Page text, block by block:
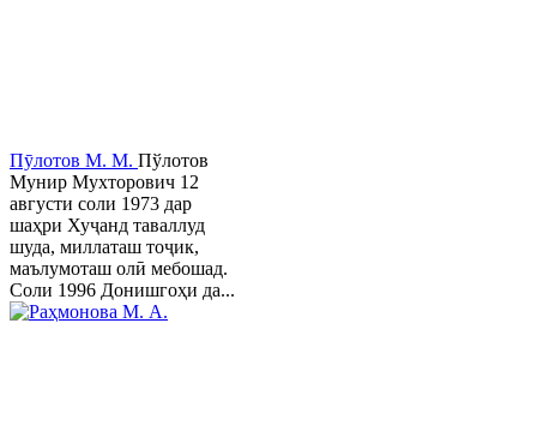
Пӯлотов М. М. Пўлотов
Мунир Мухторович 12
августи соли 1973 дар
шаҳри Хуҷанд таваллуд
шуда, миллаташ тоҷик,
маълумоташ олӣ мебошад.
Соли 1996 Донишгоҳи да...